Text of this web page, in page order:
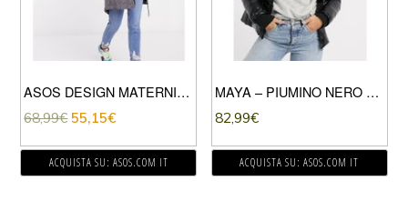
ASOS DESIGN MATERNITY – GIACCA ANTIPIOGGIA CON FODERA IN ECOPELLICCIA-GRIGIO
68,99€ 55,15€
ACQUISTA SU: ASOS.COM IT
MAYA – PIUMINO NERO LUCIDO
82,99€
ACQUISTA SU: ASOS.COM IT